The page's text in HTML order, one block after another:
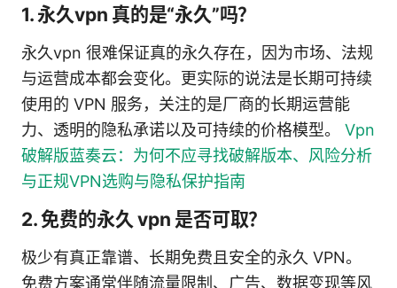
1. 永久vpn 真的是“永久”吗？
永久vpn 很难保证真的永久存在，因为市场、法规
与运营成本都会变化。更实际的说法是长期可持续
使用的 VPN 服务，关注的是厂商的长期运营能
力、透明的隐私承诺以及可持续的价格模型。 Vpn
破解版蓝奏云：为何不应寻找破解版本、风险分析
与正规VPN选购与隐私保护指南
2. 免费的永久 vpn 是否可取？
极少有真正靠谱、长期免费且安全的永久 VPN。
免费方案通常伴随流量限制、广告、数据变现等风